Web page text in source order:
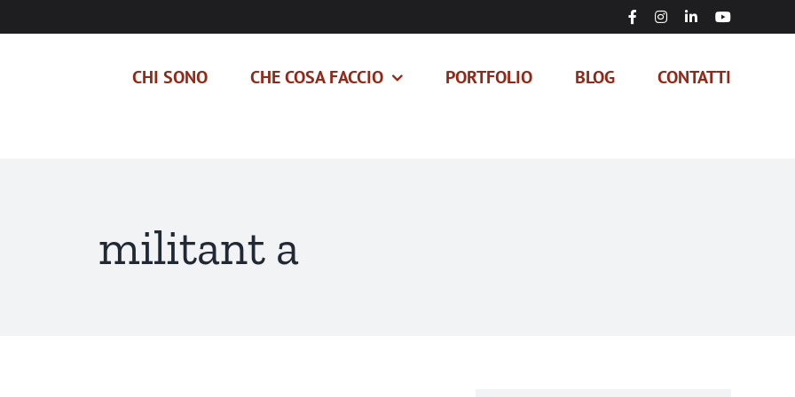
FacebookInstagram
LinkedInYouTube
CHI SONO CHE COSA FACCIO PORTFOLIO BLOG CONTATTI
militant a